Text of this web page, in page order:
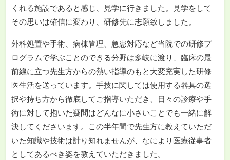
くれる施設であると感じ、見学に行きました。見学をして
その思いは確信に変わり、研修先に志願致しました。
外科処置や手術、病棟管理、急患対応など当院での研修プ
ログラムで学ぶことのできる分野は多岐に渡り、臨床の最
前線に立つ先生方からの熱い指導のもと大変充実した研修
医生活を送っています。手技に関しては使用する器具の選
択や持ち方から徹底してご指導いただき、日々の診療や手
術に対して抱いた疑問はどんなに小さいことでも一緒に解
決してくださいます。この半年間で先生方に教えていただ
いた知識や技術は計り知れませんが、なにより医療従事者
としてあるべき姿を教えていただきました。